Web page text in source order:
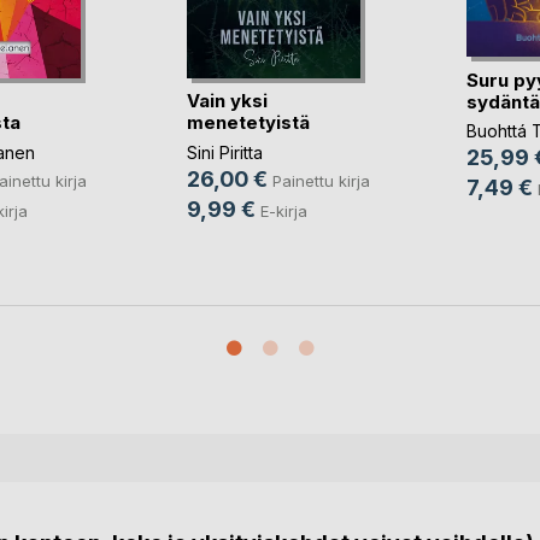
kirja
Vain yksi
menetetyistä
Sini Piritta
26,00 € Painettu kirja
9,99 € E-kirja
Suru
Buohttá
25,99
7,49 €